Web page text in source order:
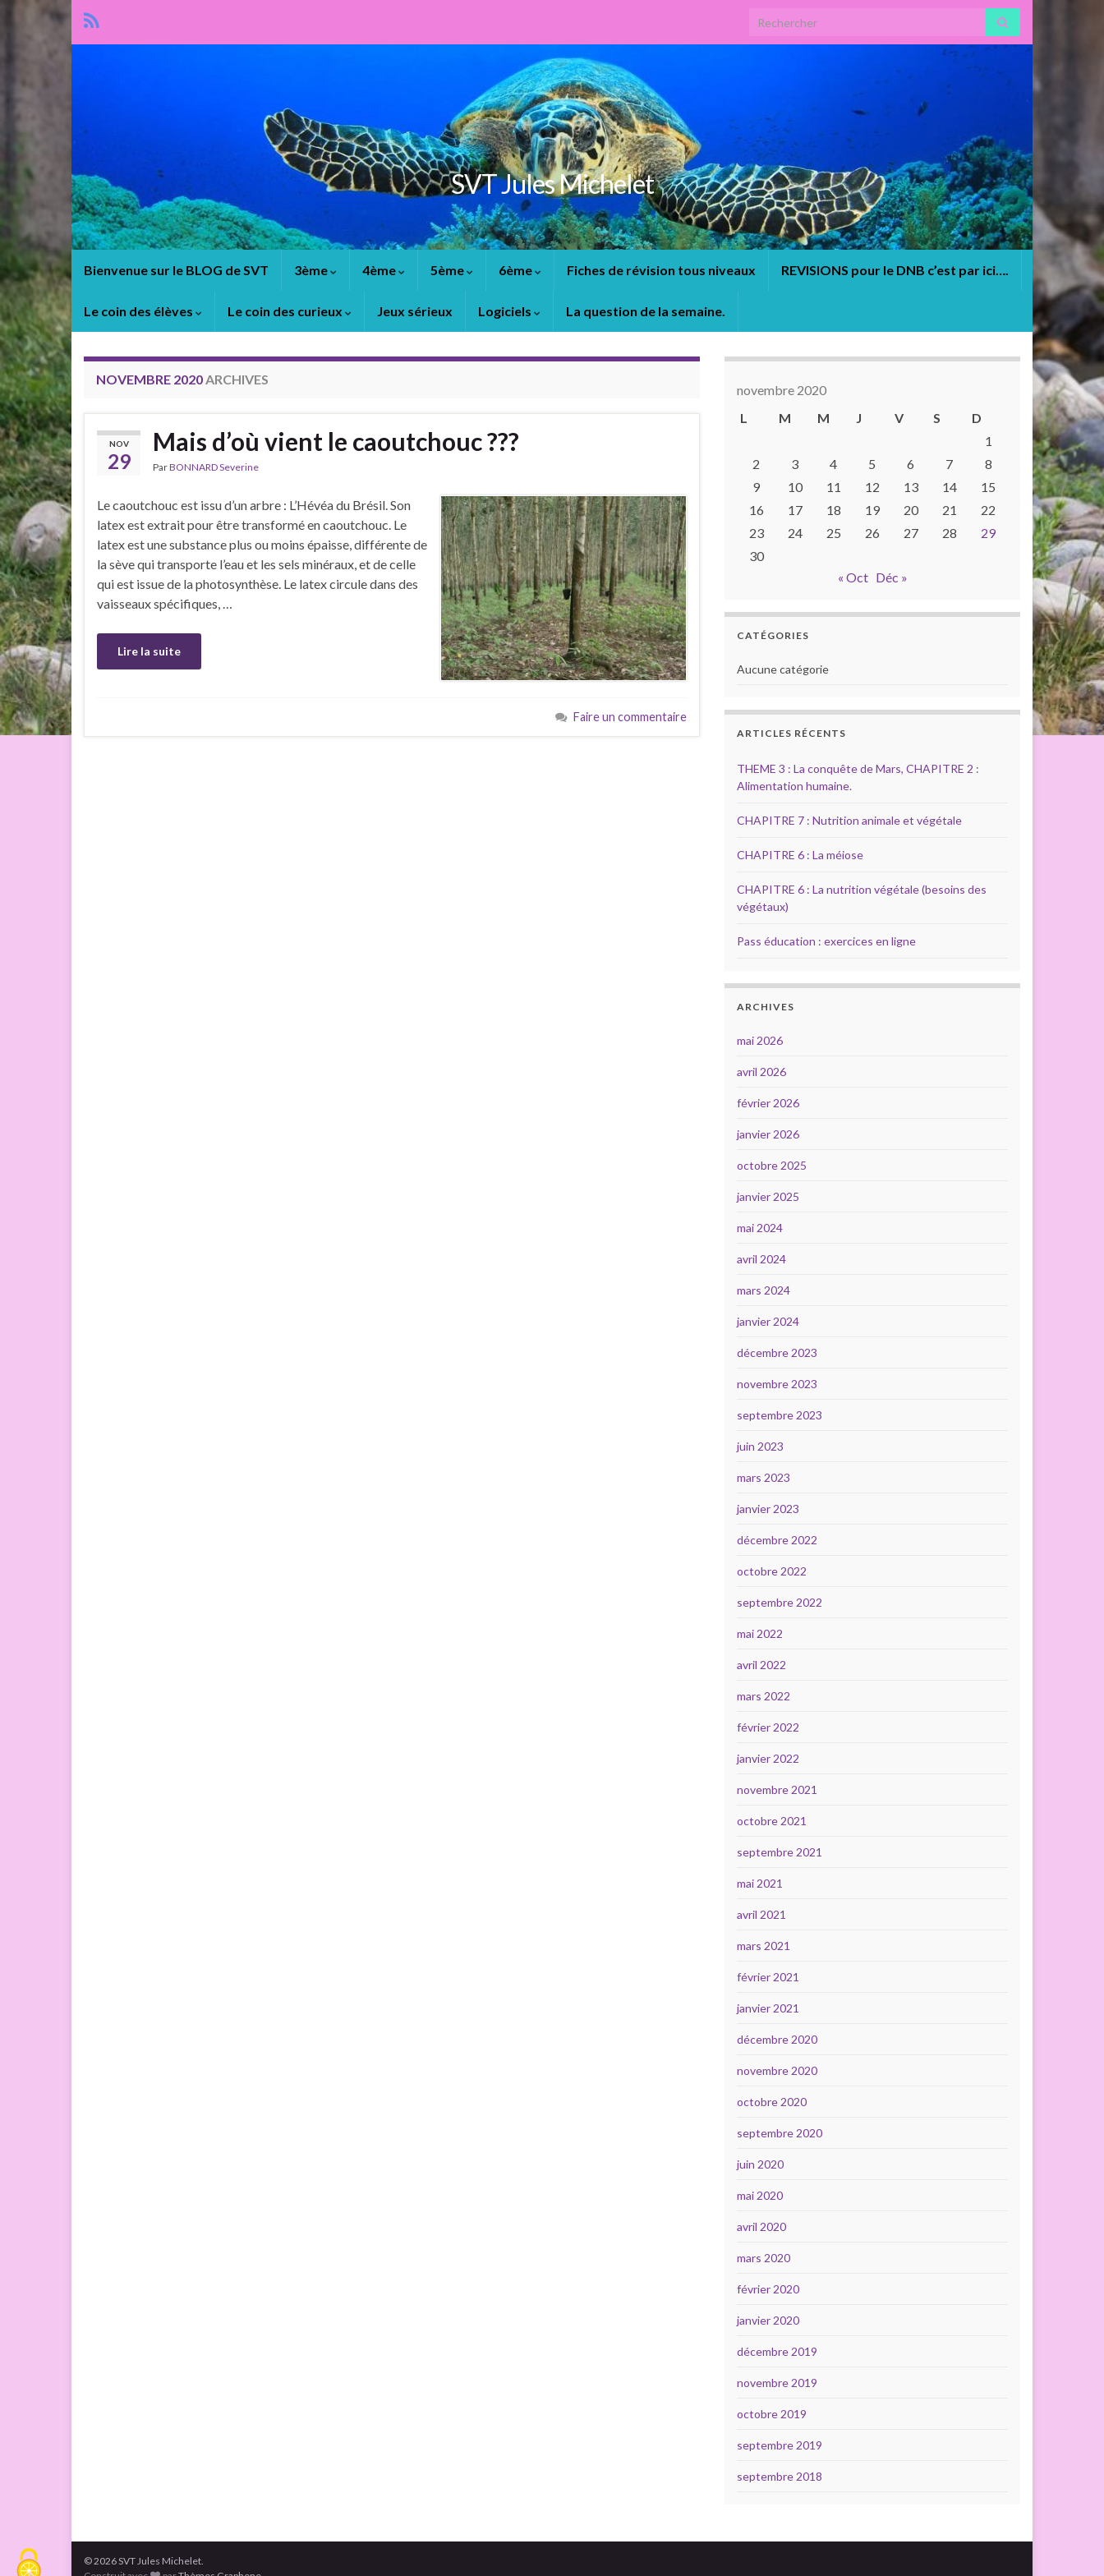
Search for:
SVT Jules Michelet
Bienvenue sur le BLOG de SVT 3ème 4ème 5ème 6ème Fiches de révision tous niveaux REVISIONS pour le DNB c’est par ici….
Le coin des élèves Le coin des curieux Jeux sérieux Logiciels La question de la semaine.
NOVEMBRE 2020ARCHIVES
NOV
29
Mais d’où vient le caoutchouc ???
ParBONNARD Severine
Le caoutchouc est issu d’un arbre : L’Hévéa du Brésil. Son
latex est extrait pour être transformé en caoutchouc. Le
latex est une substance plus ou moins épaisse, différente de
la sève qui transporte l’eau et les sels minéraux, et de celle
qui est issue de la photosynthèse. Le latex circule dans des
vaisseaux spécifiques, …
Lire la suite
Faire un commentaire
novembre 2020
L
M M J V S
D
1
2
3 4 5 6 7
8
9
10 11 12 13 14
15
16
17 18 19 20 21
22
23
24 25 26 27 28
29
30
« Oct Déc »
CATÉGORIES
Aucune catégorie
ARTICLES RÉCENTS
THEME 3 : La conquête de Mars, CHAPITRE 2 :
Alimentation humaine.
CHAPITRE 7 : Nutrition animale et végétale
CHAPITRE 6 : La méiose
CHAPITRE 6 : La nutrition végétale (besoins des
végétaux)
Pass éducation : exercices en ligne
ARCHIVES
mai 2026
avril 2026
février 2026
janvier 2026
octobre 2025
janvier 2025
mai 2024
avril 2024
mars 2024
janvier 2024
décembre 2023
novembre 2023
septembre 2023
juin 2023
mars 2023
janvier 2023
décembre 2022
octobre 2022
septembre 2022
mai 2022
avril 2022
mars 2022
février 2022
janvier 2022
novembre 2021
octobre 2021
septembre 2021
mai 2021
avril 2021
mars 2021
février 2021
janvier 2021
décembre 2020
novembre 2020
octobre 2020
septembre 2020
juin 2020
mai 2020
avril 2020
mars 2020
février 2020
janvier 2020
décembre 2019
novembre 2019
octobre 2019
septembre 2019
septembre 2018
© 2026 SVT Jules Michelet.
Panneau de gestion des cookies